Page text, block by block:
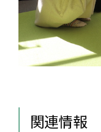
関連情報